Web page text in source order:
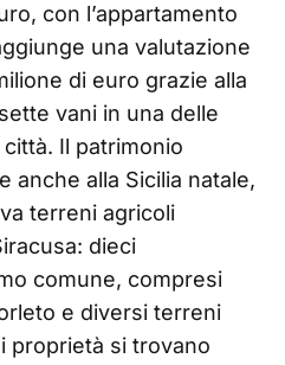
con l’appartamento
una valutazione
di euro grazie alla
vani in una delle
Il patrimonio
anche alla Sicilia natale,
terreni agricoli
dieci
comune, compresi
e diversi terreni
proprietà si trovano